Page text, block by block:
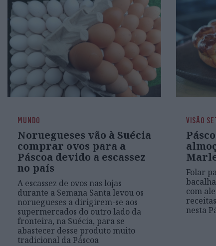
MUNDO
Noruegueses vão à Suécia
comprar ovos para a
Páscoa devido a escassez
no país
A escassez de ovos nas lojas
durante a Semana Santa levou os
noruegueses a dirigirem-se aos
supermercados do outro lado da
fronteira, na Suécia, para se
abastecer desse produto muito
tradicional da Páscoa
VISÃO
Folar
com
nesta